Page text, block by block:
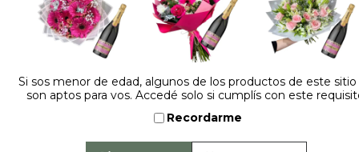
Si sos menor de edad, algunos de los productos de este
son aptos para vos. Accedé solo si cumplís con este
Recordarme